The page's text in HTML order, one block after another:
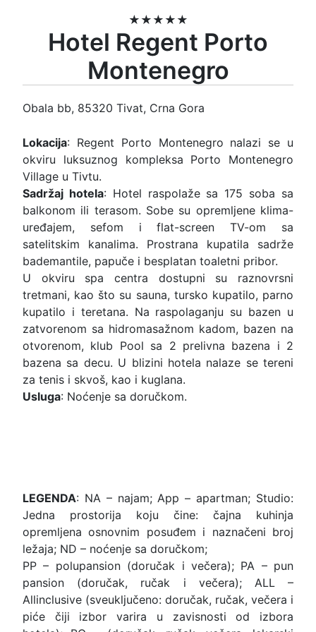
★★★★★
Hotel Regent Porto
Montenegro
Obala bb, 85320 Tivat, Crna Gora
Lokacija: Regent Porto Montenegro nalazi se u
okviru luksuznog kompleksa Porto Montenegro
Village u Tivtu.
Sadržaj hotela: Hotel raspolaže sa 175 soba sa
balkonom ili terasom. Sobe su opremljene klima-
uređajem, sefom i flat-screen TV-om sa
satelitskim kanalima. Prostrana kupatila sadrže
bademantile, papuče i besplatan toaletni pribor.
U okviru spa centra dostupni su raznovrsni
tretmani, kao što su sauna, tursko kupatilo, parno
kupatilo i teretana. Na raspolaganju su bazen u
zatvorenom sa hidromasažnom kadom, bazen na
otvorenom, klub Pool sa 2 prelivna bazena i 2
bazena sa decu. U blizini hotela nalaze se tereni
za tenis i skvoš, kao i kuglana.
Usluga: Noćenje sa doručkom.
LEGENDA: NA – najam; App – apartman; Studio:
Jedna prostorija koju čine: čajna kuhinja
opremljena osnovnim posuđem i naznačeni broj
ležaja; ND – noćenje sa doručkom;
PP – polupansion (doručak i večera); PA – pun
pansion (doručak, ručak i večera); ALL –
Allinclusive (sveuključeno: doručak, ručak, večera i
piće čiji izbor varira u zavisnosti od izbora